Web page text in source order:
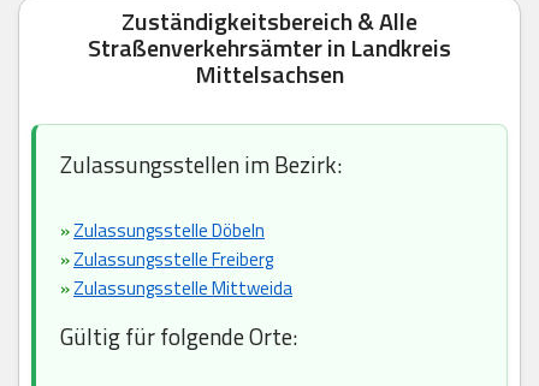
Zuständigkeitsbereich & Alle
Straßenverkehrsämter in Landkreis
Mittelsachsen
Zulassungsstellen im Bezirk:
»Zulassungsstelle Döbeln
»Zulassungsstelle Freiberg
»Zulassungsstelle Mittweida
Gültig für folgende Orte: